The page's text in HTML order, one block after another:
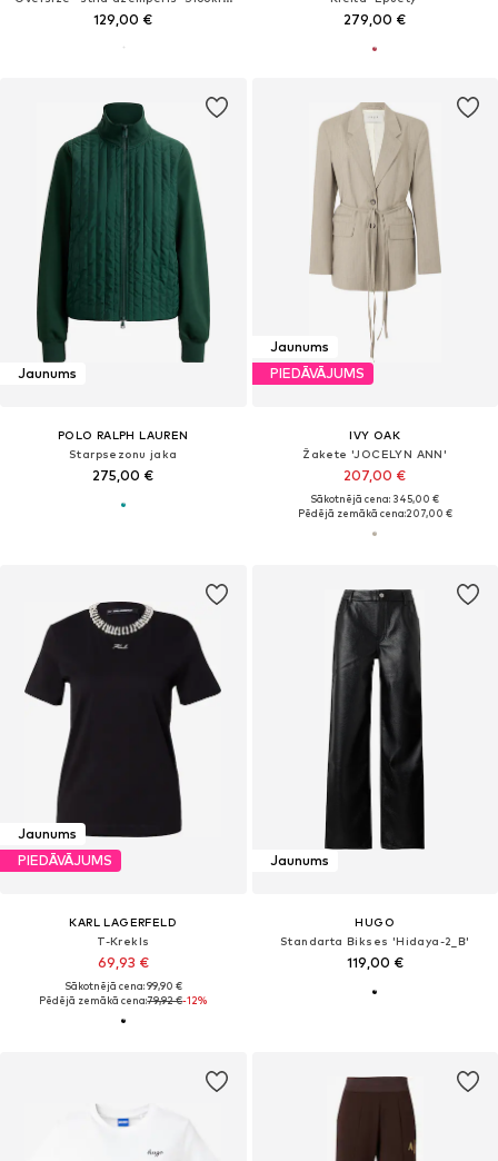
129,00 € 279,00 €
Jaunums
POLO RALPH LAUREN
Starpsezonu jaka
275,00 €
Jaunums
PIEDĀVĀJUMS
IVY OAK
Žakete 'JOCELYN ANN'
207,00 €
Sākotnējā cena: 345,00 €
Pēdējā zemākā cena:207,00 €
Jaunums
PIEDĀVĀJUMS
KARL LAGERFELD
T-Krekls
69,93 €
Sākotnējā cena: 99,90 €
Pēdējā zemākā cena:79,92 €-12%
Jaunums
HUGO
Standarta Bikses 'Hidaya-2_B'
119,00 €